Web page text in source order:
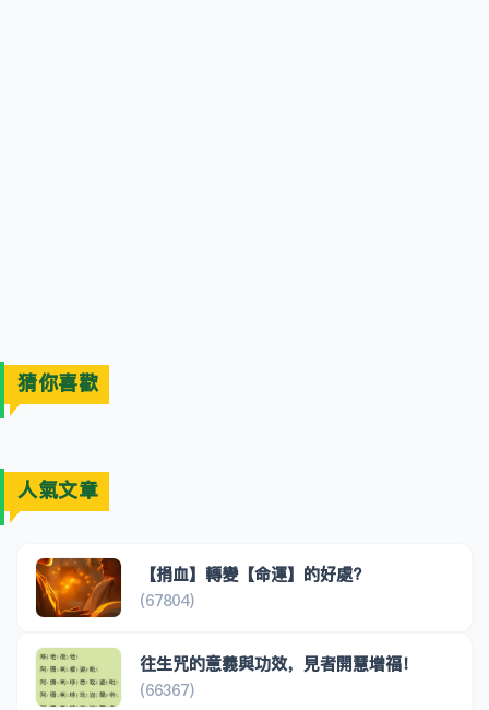
猜你喜歡
人氣文章
【捐血】轉變【命運】的好處?
(67804)
往生咒的意義與功效，見者開慧增福！
(66367)